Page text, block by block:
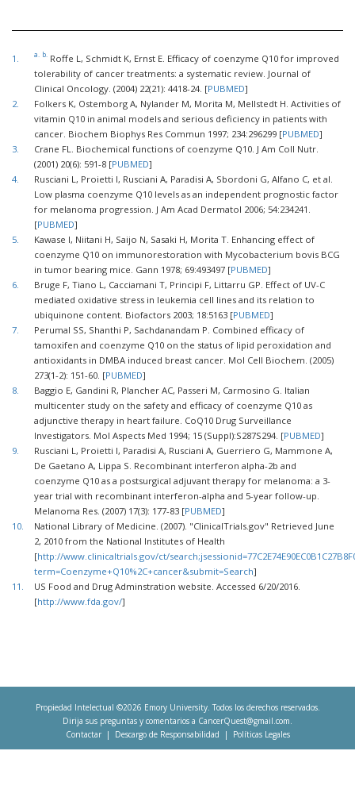
1. a. b. Roffe L, Schmidt K, Ernst E. Efficacy of coenzyme Q10 for improved
tolerability of cancer treatments: a systematic review. Journal of
Clinical Oncology. (2004) 22(21): 4418-24. [PUBMED]
2.
Folkers K, Ostemborg A, Nylander M, Morita M, Mellstedt H. Activities of
vitamin Q10 in animal models and serious deficiency in patients with
cancer. Biochem Biophys Res Commun 1997; 234:296299 [PUBMED]
3.
Crane FL. Biochemical functions of coenzyme Q10. J Am Coll Nutr.
(2001) 20(6): 591-8 [PUBMED]
4.
Rusciani L, Proietti I, Rusciani A, Paradisi A, Sbordoni G, Alfano C, et al.
Low plasma coenzyme Q10 levels as an independent prognostic factor
for melanoma progression. J Am Acad Dermatol 2006; 54:234241.
[PUBMED]
5.
Kawase I, Niitani H, Saijo N, Sasaki H, Morita T. Enhancing effect of
coenzyme Q10 on immunorestoration with Mycobacterium bovis BCG
in tumor bearing mice. Gann 1978; 69:493497 [PUBMED]
6.
Bruge F, Tiano L, Cacciamani T, Principi F, Littarru GP. Effect of UV-C
mediated oxidative stress in leukemia cell lines and its relation to
ubiquinone content. Biofactors 2003; 18:5163 [PUBMED]
7.
Perumal SS, Shanthi P, Sachdanandam P. Combined efficacy of
tamoxifen and coenzyme Q10 on the status of lipid peroxidation and
antioxidants in DMBA induced breast cancer. Mol Cell Biochem. (2005)
273(1-2): 151-60. [PUBMED]
8.
Baggio E, Gandini R, Plancher AC, Passeri M, Carmosino G. Italian
multicenter study on the safety and efficacy of coenzyme Q10 as
adjunctive therapy in heart failure. CoQ10 Drug Surveillance
Investigators. Mol Aspects Med 1994; 15 (Suppl):S287S294. [PUBMED]
9.
Rusciani L, Proietti I, Paradisi A, Rusciani A, Guerriero G, Mammone A,
De Gaetano A, Lippa S. Recombinant interferon alpha-2b and
coenzyme Q10 as a postsurgical adjuvant therapy for melanoma: a 3-
year trial with recombinant interferon-alpha and 5-year follow-up.
Melanoma Res. (2007) 17(3): 177-83 [PUBMED]
10.
National Library of Medicine. (2007). "ClinicalTrials.gov" Retrieved June
2, 2010 from the National Institutes of Health
[http://www.clinicaltrials.gov/ct/
term=Coenzyme+Q10%2C+cancer&submit=Search]
11.
US Food and Drug Adminstration website. Accessed 6/20/2016.
[http://www.fda.gov/]
Propiedad Intelectual ©2026 Emory University. Todos los derechos reservados.
Dirija sus preguntas y comentarios a CancerQuest@gmail.com.
Footer
Contactar Descargo de Responsabilidad Políticas Legales